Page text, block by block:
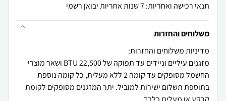
תנאי רכישה ואחריות: 7 שנות אחריות יבואן רשמי
משלוחים והחזרות
מזגנים עיליים וניידים עד תפוקה של 22,500 BTU ושאר מוצרי
החשמל מסופקים עד קומה 2 ללא מעלית, כל קומה נוספת
בתוספת תשלום ישירות למוביל. יתר המזגנים מסופקים לקומת